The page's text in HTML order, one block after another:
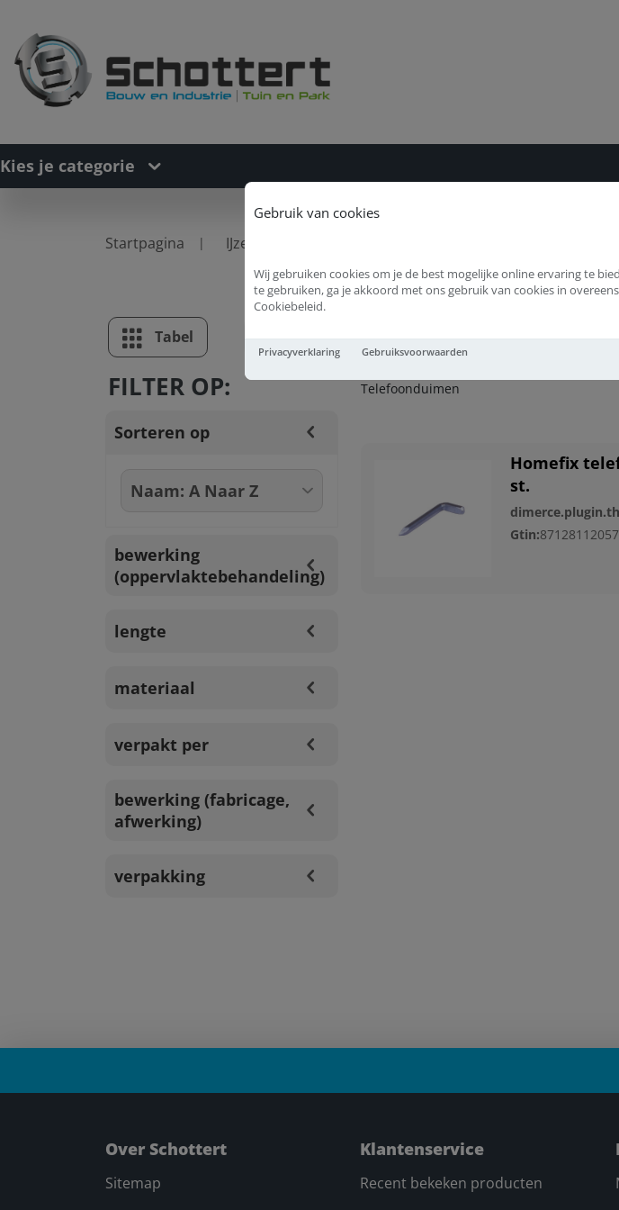
Gebruik van cookies
Wij gebruiken cookies om je de best mogelijke online ervaring te
te gebruiken, ga je akkoord met ons gebruik van cookies in
Cookiebeleid.
Privacyverklaring Gebruiksvoorwaarden
Kies je categorie
Startpagina IJzerwaren
Tabel Lijst
FILTER OP:
Sorteren op
bewerking
(oppervlaktebehandeling)
lengte
materiaal
verpakt per
bewerking (fabricage,
afwerking)
verpakking
Telefoonduimen
Homefix
st.
Gtin:
Over Schottert
Sitemap
Klantenservice
Recent bekeken producten